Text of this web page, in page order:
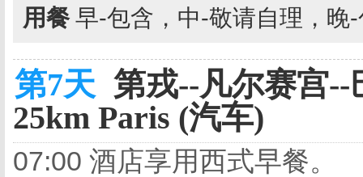
用餐 早-包含，中-敬请自理，晚
第7天 第戎--凡尔赛宫--
25km Paris (汽车)
07:00 酒店享用西式早餐。